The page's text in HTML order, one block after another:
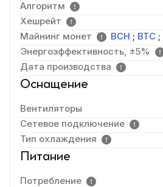
Алгоритм
Хешрейт
Майнинг монет
BCH ; BTC ;
Энергоэффективность, ±5%
Дата производства
Оснащение
Вентиляторы
Сетевое подключение
Тип охлаждения
Питание
Потребление